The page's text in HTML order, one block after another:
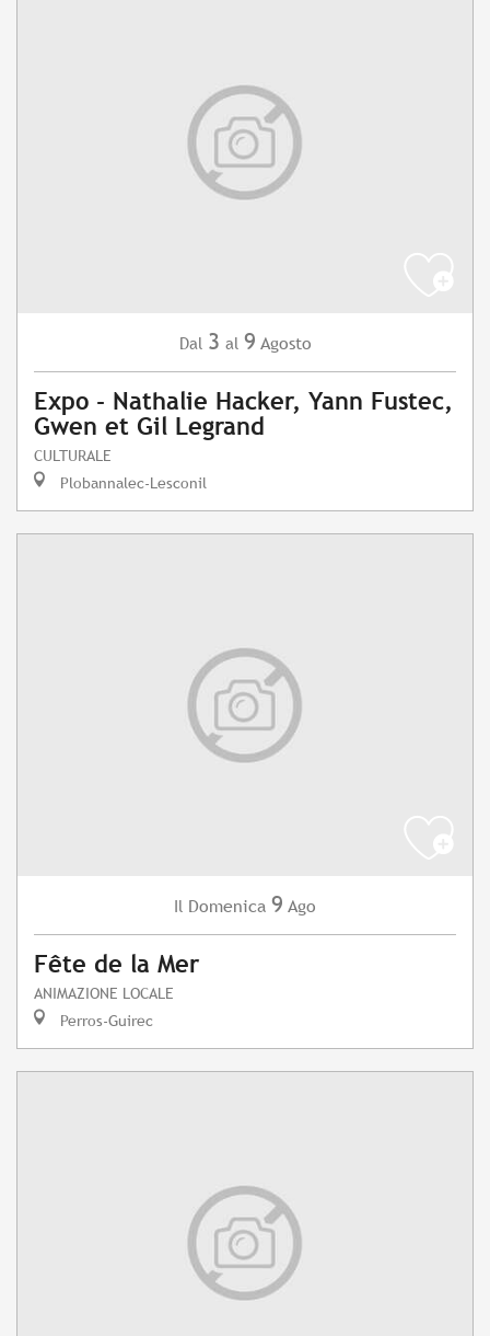
Dal 3 al 9 Agosto
Expo - Nathalie Hacker, Yann Fustec,
Gwen et Gil Legrand
CULTURALE
Plobannalec-Lesconil
Il Domenica 9 Ago
Fête de la Mer
ANIMAZIONE LOCALE
Perros-Guirec